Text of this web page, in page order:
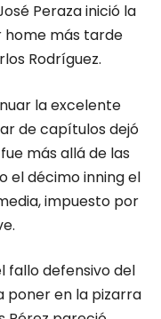
Peraza inició la
home más tarde
Rodríguez.
la excelente
de capítulos dejó
más allá de las
el décimo inning el
impuesto por
fallo defensivo del
poner en la pizarra